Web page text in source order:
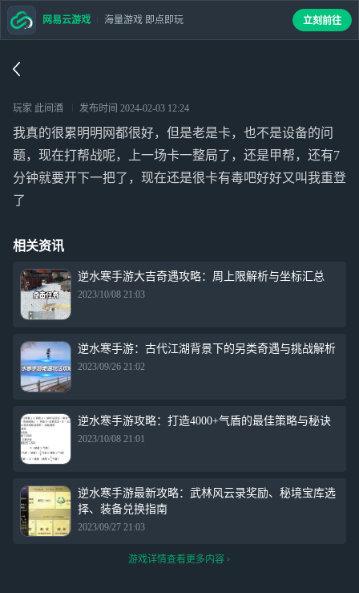
玩家 此间酒 发布时间 2024-02-03 12:24
我真的很累明明网都很好，但是老是卡，也不是设备的问
题，现在打帮战呢，上一场卡一整局了，还是甲帮，还有7
分钟就要开下一把了，现在还是很卡有毒吧好好又叫我重登
了
相关资讯
逆水寒手游大吉奇遇攻略：周上限解析与坐标汇总
2023/10/08 21:03
逆水寒手游：古代江湖背景下的另类奇遇与挑战解析
2023/09/26 21:02
逆水寒手游攻略：打造4000+气盾的最佳策略与秘诀
2023/10/08 21:01
逆水寒手游最新攻略：武林风云录奖励、秘境宝库选
择、装备兑换指南
2023/09/27 21:03
游戏详情查看更多内容
网易云游戏 海量游戏 即点即玩 立刻前往